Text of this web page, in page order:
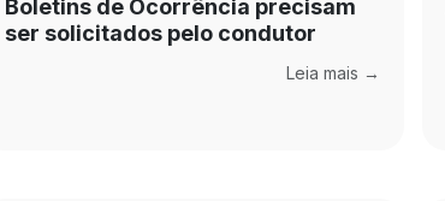
Boletins de Ocorrência precisam
ser solicitados pelo condutor
Leia mais →